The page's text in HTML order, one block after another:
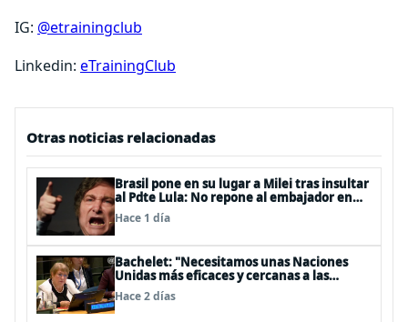
IG: @etrainingclub
Linkedin: eTrainingClub
Otras noticias relacionadas
Brasil pone en su lugar a Milei tras insultar
al Pdte Lula: No repone al embajador en
BBSS y rebaja la relación bilateral
Hace 1 día
Bachelet: "Necesitamos unas Naciones
Unidas más eficaces y cercanas a las
personas"
Hace 2 días